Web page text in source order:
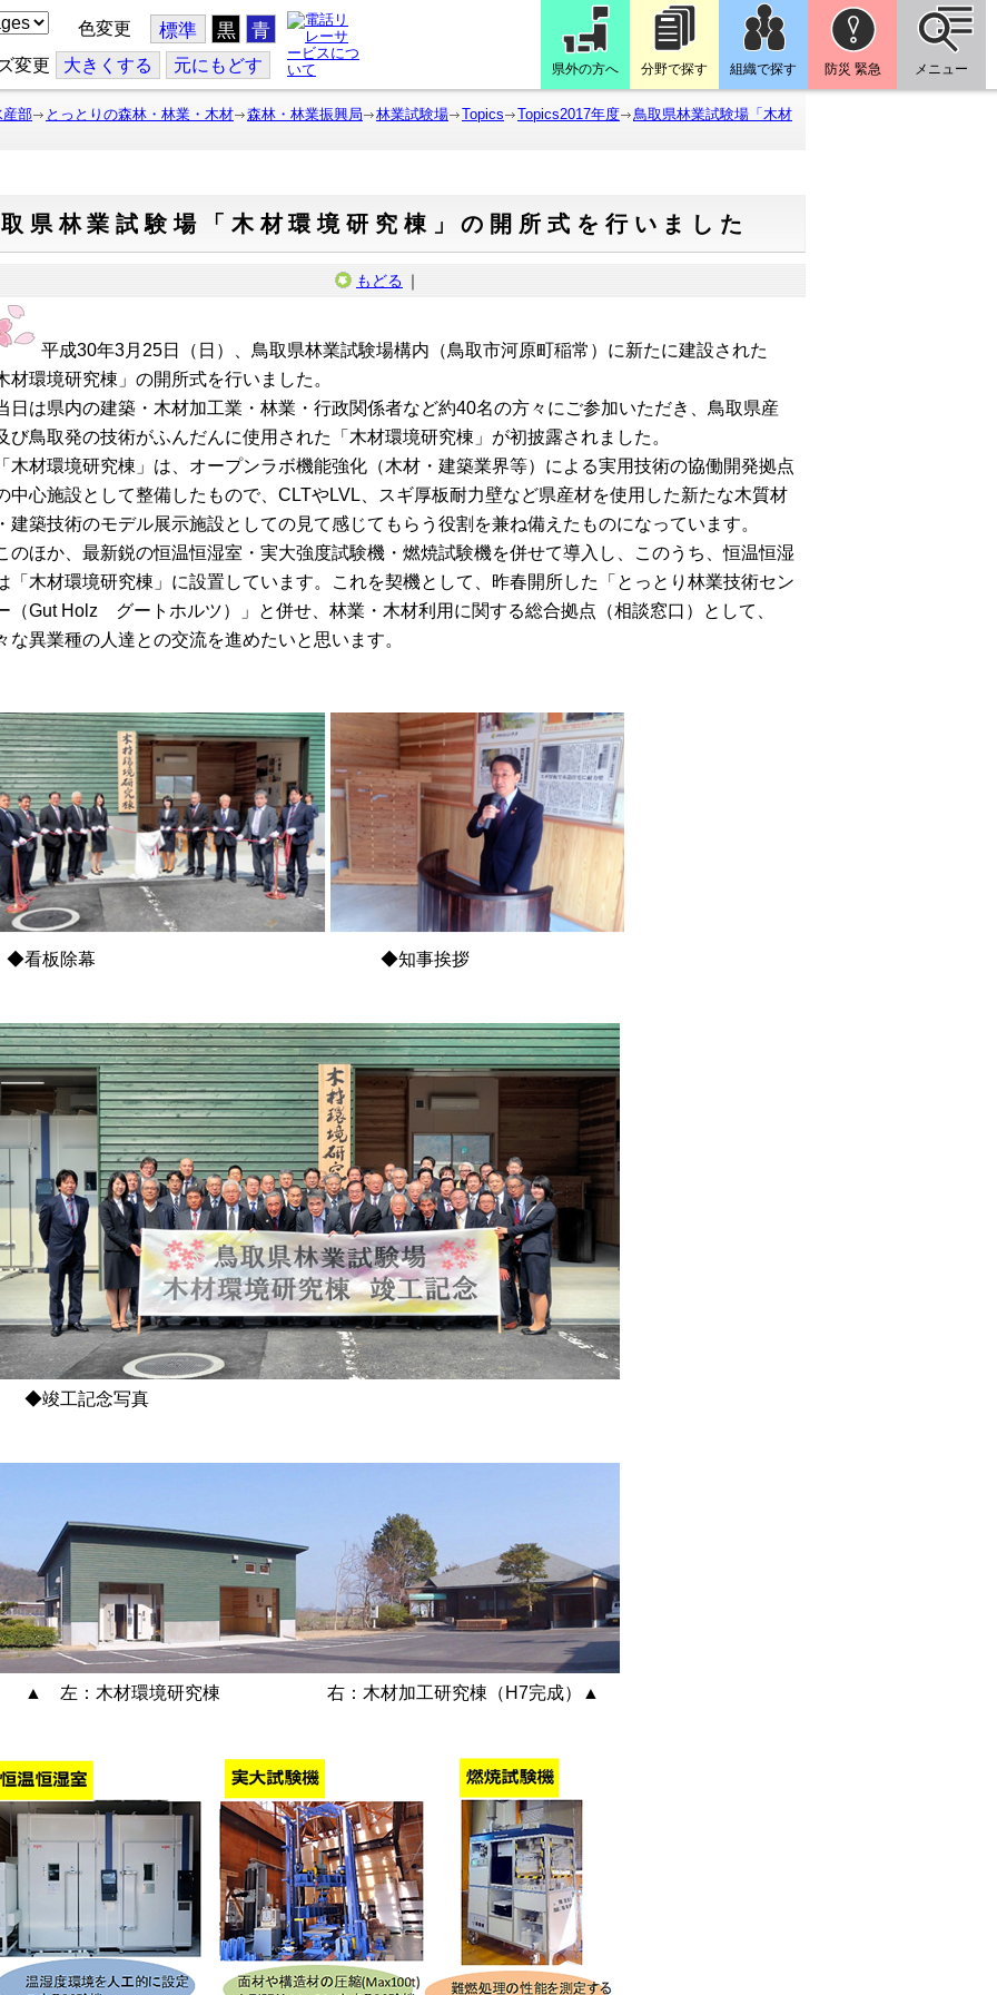
色変更 標準 黒 青
変更 大きくする 元にもどす 県外の方へ 分野で探す 組織で探す 防災 緊急 メニュー
産部 とっとりの森林・林業・木材 森林・林業振興局 林業試験場 Topics Topics2017年度 鳥取県林業試験場「木材
県林業試験場「木材環境研究棟」の開所式を行いました
もどる ｜
平成30年3月25日（日）、鳥取県林業試験場構内（鳥取市河原町稲常）に新たに建設された
材環境研究棟」の開所式を行いました。
は県内の建築・木材加工業・林業・行政関係者など約40名の方々にご参加いただき、鳥取県産
び鳥取発の技術がふんだんに使用された「木材環境研究棟」が初披露されました。
材環境研究棟」は、オープンラボ機能強化（木材・建築業界等）による実用技術の協働開発拠点
中心施設として整備したもので、CLTやLVL、スギ厚板耐力壁など県産材を使用した新たな木質材
建築技術のモデル展示施設としての見て感じてもらう役割を兼ね備えたものになっています。
ほか、最新鋭の恒温恒湿室・実大強度試験機・燃焼試験機を併せて導入し、このうち、恒温恒湿
「木材環境研究棟」に設置しています。これを契機として、昨春開所した「とっとり林業技術セン
（Gut Holz グートホルツ）」と併せ、林業・木材利用に関する総合拠点（相談窓口）として、
な異業種の人達との交流を進めたいと思います。
板除幕 ◆知事挨拶
工記念写真
：木材環境研究棟 右：木材加工研究棟（H7完成）▲